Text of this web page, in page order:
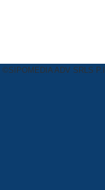
©SIPOMEDIA ADV SRLS